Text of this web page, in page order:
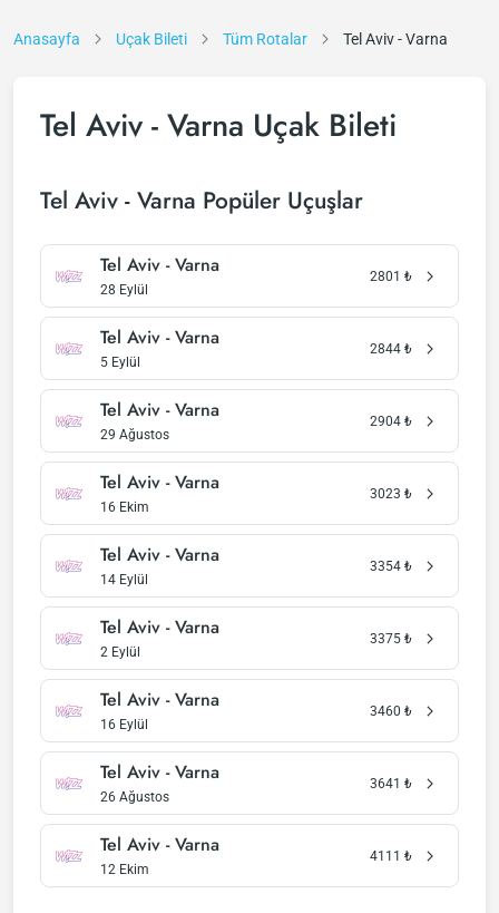
Anasayfa Uçak Bileti Tüm Rotalar Tel Aviv - Varna
Tel Aviv - Varna Uçak Bileti
Tel Aviv - Varna Popüler Uçuşlar
Tel Aviv - Varna
28 Eylül
2801 ₺
Tel Aviv - Varna
5 Eylül
2844 ₺
Tel Aviv - Varna
29 Ağustos
2904 ₺
Tel Aviv - Varna
16 Ekim
3023 ₺
Tel Aviv - Varna
14 Eylül
3354 ₺
Tel Aviv - Varna
2 Eylül
3375 ₺
Tel Aviv - Varna
16 Eylül
3460 ₺
Tel Aviv - Varna
26 Ağustos
3641 ₺
Tel Aviv - Varna
12 Ekim
4111 ₺